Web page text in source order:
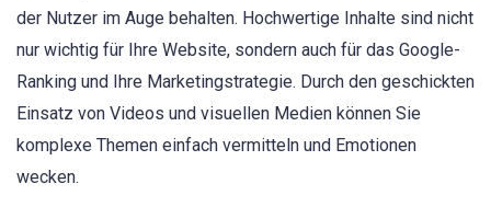
der Nutzer im Auge behalten. Hochwertige Inhalte sind nicht
nur wichtig für Ihre Website, sondern auch für das Google-
Ranking und Ihre Marketingstrategie. Durch den geschickten
Einsatz von Videos und visuellen Medien können Sie
komplexe Themen einfach vermitteln und Emotionen
wecken.